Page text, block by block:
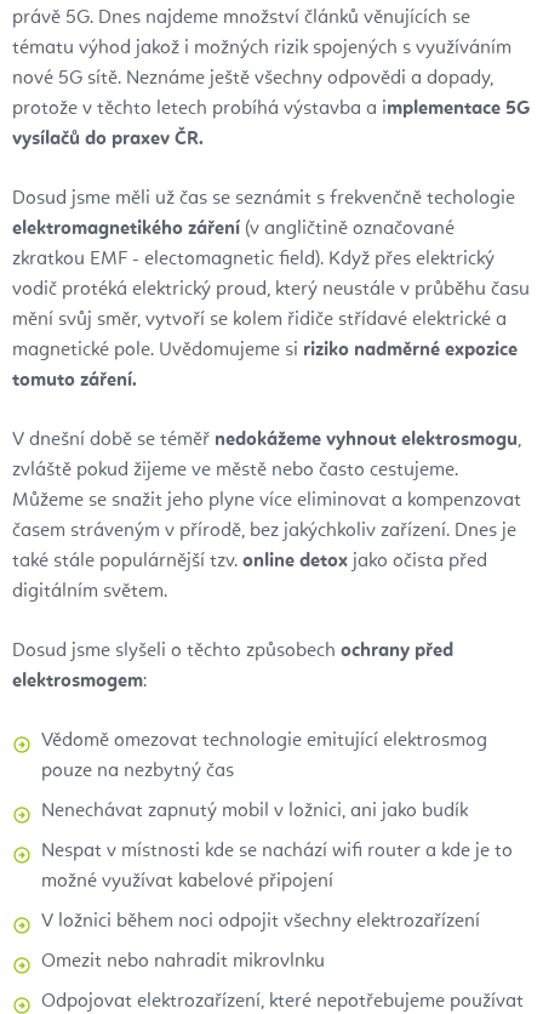
právě 5G. Dnes najdeme množství článků věnujících se
tématu výhod jakož i možných rizik spojených s využíváním
nové 5G sítě. Neznáme ještě všechny odpovědi a dopady,
protože v těchto letech probíhá výstavba a implementace 5G
vysílačů do praxev ČR.
Dosud jsme měli už čas se seznámit s frekvenčně techologie
elektromagnetikého záření (v angličtině označované
zkratkou EMF - electomagnetic field). Když přes elektrický
vodič protéká elektrický proud, který neustále v průběhu času
mění svůj směr, vytvoří se kolem řidiče střídavé elektrické a
magnetické pole. Uvědomujeme si riziko nadměrné expozice
tomuto záření.
V dnešní době se téměř nedokážeme vyhnout elektrosmogu,
zvláště pokud žijeme ve městě nebo často cestujeme.
Můžeme se snažit jeho plyne více eliminovat a kompenzovat
časem stráveným v přírodě, bez jakýchkoliv zařízení. Dnes je
také stále populárnější tzv. online detox jako očista před
digitálním světem.
Dosud jsme slyšeli o těchto způsobech ochrany před
elektrosmogem:
Vědomě omezovat technologie emitující elektrosmog
pouze na nezbytný čas
Nenechávat zapnutý mobil v ložnici, ani jako budík
Nespat v místnosti kde se nachází wifi router a kde je to
možné využívat kabelové připojení
V ložnici během noci odpojit všechny elektrozařízení
Omezit nebo nahradit mikrovlnku
Odpojovat elektrozařízení, které nepotřebujeme používat